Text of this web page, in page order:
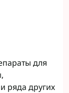
для
ряда других